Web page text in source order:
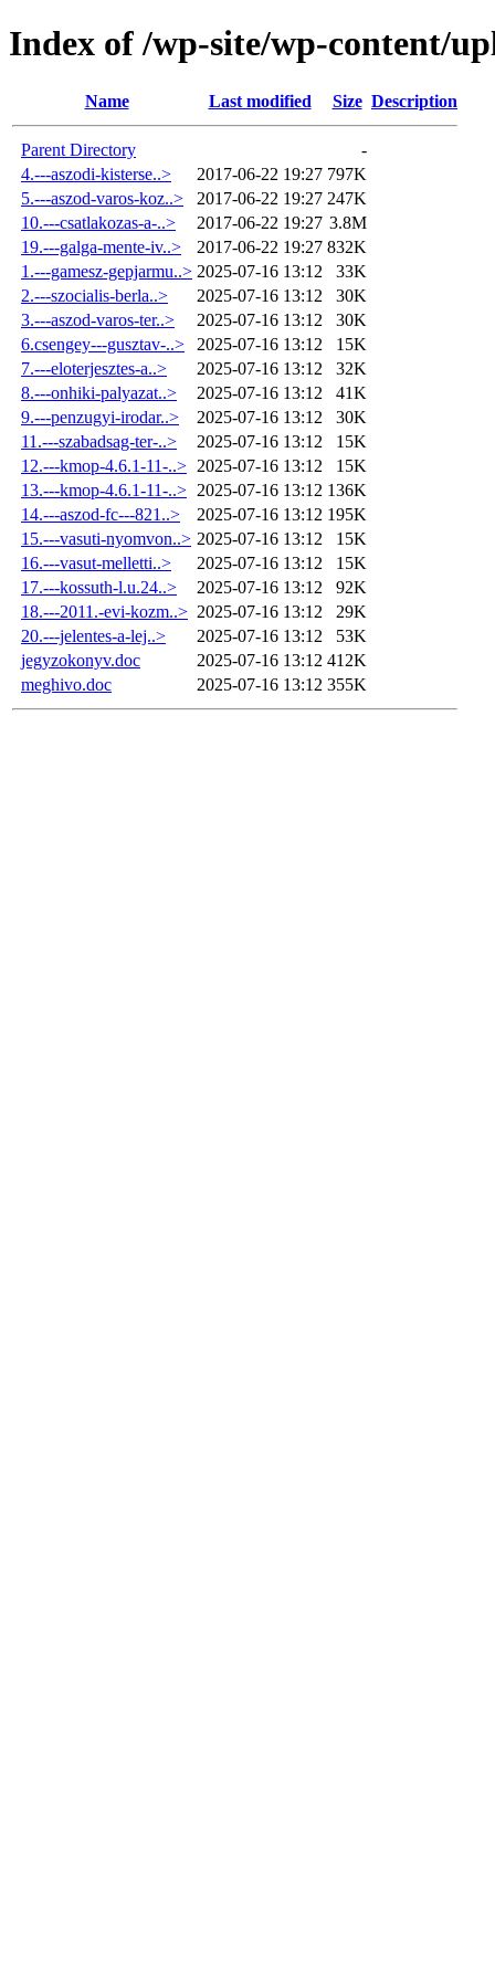
Index of /wp-site/wp-content/
Name Last modified Size Description
Parent Directory
-
4.---aszodi-kisterse..>
2017-06-22 19:27 797K
5.---aszod-varos-koz..>
2017-06-22 19:27 247K
10.---csatlakozas-a-..>
2017-06-22 19:27 3.8M
19.---galga-mente-iv..>
2017-06-22 19:27 832K
1.---gamesz-gepjarmu..> 2025-07-16 13:12
33K
2.---szocialis-berla..>
2025-07-16 13:12
30K
3.---aszod-varos-ter..>
2025-07-16 13:12
30K
6.csengey---gusztav-..>
2025-07-16 13:12
15K
7.---eloterjesztes-a..>
2025-07-16 13:12
32K
8.---onhiki-palyazat..>
2025-07-16 13:12
41K
9.---penzugyi-irodar..>
2025-07-16 13:12
30K
11.---szabadsag-ter-..>
2025-07-16 13:12
15K
12.---kmop-4.6.1-11-..> 2025-07-16 13:12
15K
13.---kmop-4.6.1-11-..> 2025-07-16 13:12 136K
14.---aszod-fc---821..>
2025-07-16 13:12 195K
15.---vasuti-nyomvon..> 2025-07-16 13:12
15K
16.---vasut-melletti..>
2025-07-16 13:12
15K
17.---kossuth-l.u.24..>
2025-07-16 13:12
92K
18.---2011.-evi-kozm..> 2025-07-16 13:12
29K
20.---jelentes-a-lej..>
2025-07-16 13:12
53K
jegyzokonyv.doc
2025-07-16 13:12 412K
meghivo.doc
2025-07-16 13:12 355K